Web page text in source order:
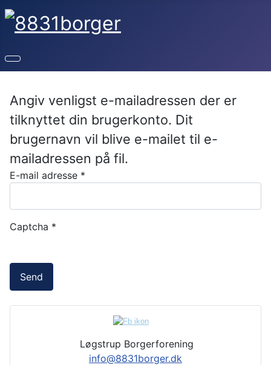
Angiv venligst e-mailadressen der er
tilknyttet din brugerkonto. Dit
brugernavn vil blive e-mailet til e-
mailadressen på fil.
E-mail adresse *
Captcha *
Send
Løgstrup Borgerforening
info@8831borger.dk